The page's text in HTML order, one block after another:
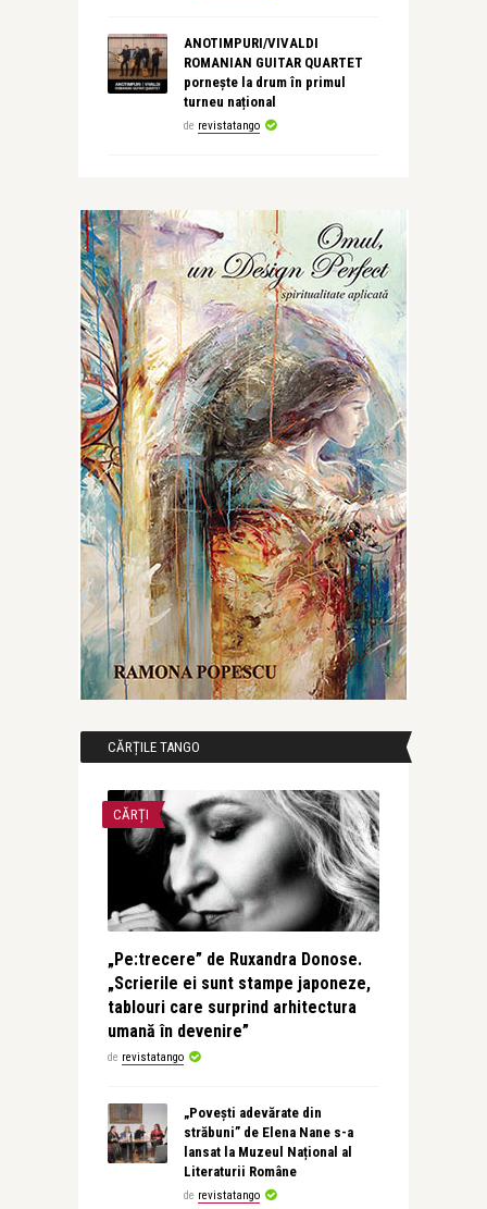
ANOTIMPURI/VIVALDI
ROMANIAN GUITAR QUARTET
pornește la drum în primul
turneu național
de revistatango
CĂRȚILE TANGO
CĂRȚI
„Pe:trecere” de Ruxandra Donose.
„Scrierile ei sunt stampe japoneze,
tablouri care surprind arhitectura
umană în devenire”
de revistatango
„Povești adevărate din
străbuni” de Elena Nane s-a
lansat la Muzeul Național al
Literaturii Române
de revistatango